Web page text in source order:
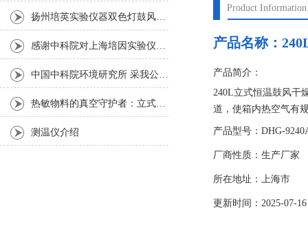
Product Information
产品名称：
产品简介：
240L立式恒温鼓风干
道，使箱内热空气有
产品型号：DHG-
厂商性质：生产厂家
所在地址：上海市
更新时间：2025-07-16
扬州培英实验仪器双色灯鼓风干燥箱
感谢中科院对上海培因实验仪器的认可
中国中科院环境研究所 采我公司仪器300L人工气候箱 实验效果获高度评价
热敏物料的真空守护者：立式真空干燥箱选购指南
测温仪介绍